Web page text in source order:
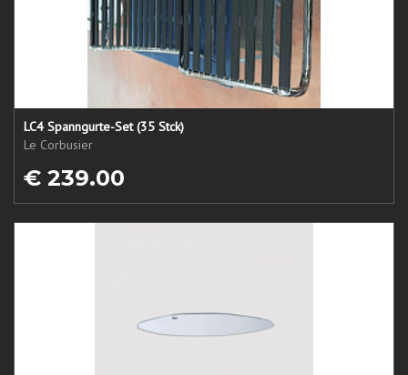
LC4 Spanngurte-Set (35 Stck)
Le Corbusier
€ 239.00